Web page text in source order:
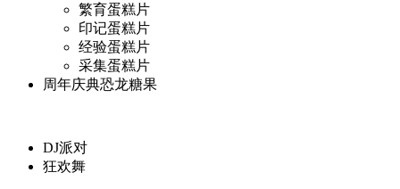
繁育蛋糕片
印记蛋糕片
经验蛋糕片
采集蛋糕片
周年庆典恐龙糖果
DJ派对
狂欢舞